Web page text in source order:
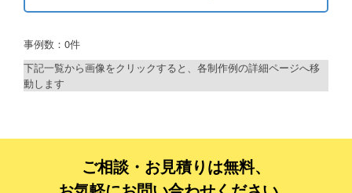
制作プランで探す
ベーシックコース
シルバーコース
事例数：0件
下記一覧から画像をクリックすると、各制作例の詳細ページへ移
動します
ご相談・お見積りは無料、